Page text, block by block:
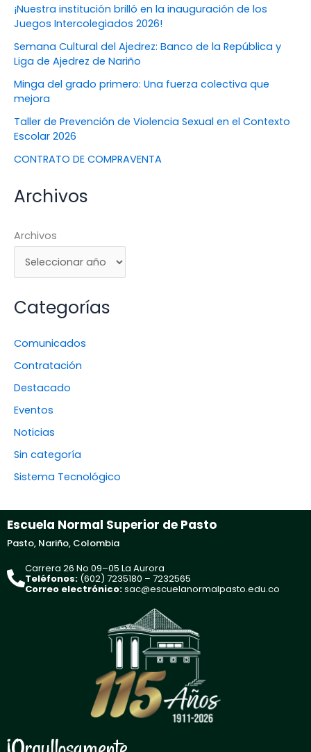
¡Nuestra institución brilló en la inauguración de los
Juegos Intercolegiados 2026!
Semana Cultural del Ajedrez: Banco de la República y
Liga de Ajedrez de Nariño
Minga del grado primero: Una fuerza colectiva que
mejora
Taller de Prevención de Violencia Sexual en el Contexto
Escolar 2026
CONTRATO DE COMPRAVENTA
Archivos
Archivos
Categorías
Comunicados
Contratación
Destacado
Eventos
Noticias
Sin categoría
Sistema Tecnológico
Escuela Normal Superior de Pasto
Pasto, Nariño, Colombia
Carrera 26 No 09–05 La Aurora
Teléfonos: (602) 7235180 – 7232565
Correo electrónico:sac@escuelanormalpasto.edu.co